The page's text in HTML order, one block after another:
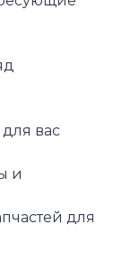
вас
и
для